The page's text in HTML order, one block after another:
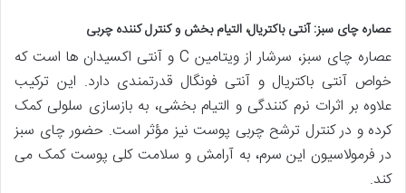
عصاره چای سبز: آنتی باکتریال، التیام بخش و کنترل کننده چربی
عصاره چای سبز، سرشار از ویتامین C و آنتی اکسیدان ها است که
خواص آنتی باکتریال و آنتی فونگال قدرتمندی دارد. این ترکیب
علاوه بر اثرات نرم کنندگی و التیام بخشی، به بازسازی سلولی کمک
کرده و در کنترل ترشح چربی پوست نیز مؤثر است. حضور چای سبز
در فرمولاسیون این سرم، به آرامش و سلامت کلی پوست کمک می
کند.